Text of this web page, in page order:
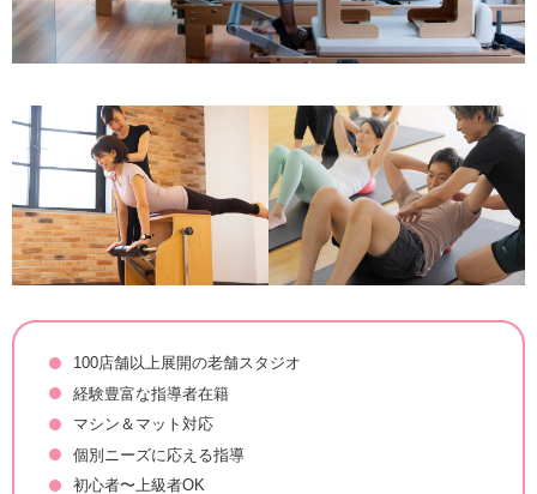
100店舗以上展開の老舗スタジオ
経験豊富な指導者在籍
マシン＆マット対応
個別ニーズに応える指導
初心者〜上級者OK